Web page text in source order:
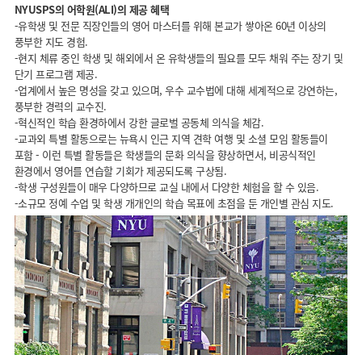
NYUSPS의 어학원(ALI)의 제공 혜택
-유학생 및 전문 직장인들의 영어 마스터를 위해 본교가 쌓아온 60년 이상의
풍부한 지도 경험.
-현지 체류 중인 학생 및 해외에서 온 유학생들의 필요를 모두 채워 주는 장기 및
단기 프로그램 제공.
-업계에서 높은 명성을 갖고 있으며, 우수 교수법에 대해 세계적으로 강연하는,
풍부한 경력의 교수진.
-혁신적인 학습 환경하에서 강한 글로벌 공동체 의식을 체감.
-교과외 특별 활동으로는 뉴욕시 인근 지역 견학 여행 및 소셜 모임 활동들이
포함 - 이런 특별 활동들은 학생들의 문화 의식을 향상하면서, 비공식적인
환경에서 영어를 연습할 기회가 제공되도록 구상됨.
-학생 구성원들이 매우 다양하므로 교실 내에서 다양한 체험을 할 수 있음.
-소규모 정예 수업 및 학생 개개인의 학습 목표에 초점을 둔 개인별 관심 지도.